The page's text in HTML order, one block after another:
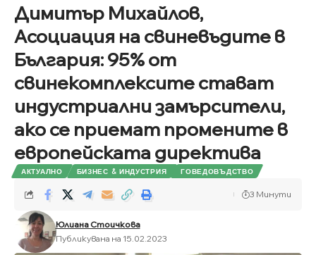
Димитър Михайлов,
Асоциация на свиневъдите в
България: 95% от
свинекомплексите стават
индустриални замърсители,
ако се приемат промените в
европейската директива
АКТУАЛНО БИЗНЕС & ИНДУСТРИЯ ГОВЕДОВЪДСТВО
Юлиана Стоичкова
Публикувана на 15.02.2023
3 Минути